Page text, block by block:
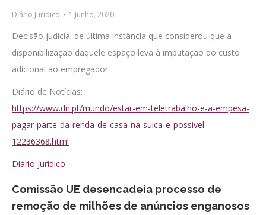
Diário Jurídico 1 Junho, 2020
Decisão judicial de última instância que considerou que a
disponibilização daquele espaço leva à imputação do custo
adicional ao empregador.
Diário de Notícias:
https://www.dn.pt/mundo/estar-em-teletrabalho-e-a-empesa-
pagar-parte-da-renda-de-casa-na-suica-e-possivel-
12236368.html
Diário Jurídico
Comissão UE desencadeia processo de
remoção de milhões de anúncios enganosos